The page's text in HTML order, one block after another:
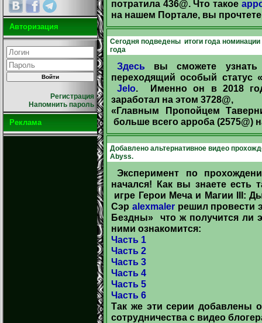
Авторизация
Регистрация
Напомнить пароль
Реклама
потратила 436@. Что такое
на нашем Портале, вы
Cегодня подведены итоги года
года
Здесь вы сможете узнать
переходящий особый статус
Jelo. Именно он в 2018
заработал на этом 3728@,
«Главным Пропойцем
больше всего арроба
Добавлено альтернативное видео
Abyss.
Эксперимент по
начался! Как вы знаете есть
игре Герои Меча и Магии III:
Сэр alexmalerрешил провести
Бездны» что ж получится ли
ними ознакомится:
Часть 1
Часть 2
Часть 3
Часть 4
Часть 5
Часть 6
Так же эти серии добавлены
сотрудничества с видео